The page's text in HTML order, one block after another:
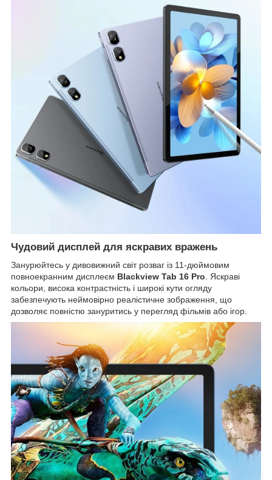
Чудовий дисплей для яскравих вражень
Занурюйтесь у дивовижний світ розваг із 11-дюймовим
повноекранним дисплеєм Blackview Tab 16 Pro. Яскраві
кольори, висока контрастність і широкі кути огляду
забезпечують неймовірно реалістичне зображення, що
дозволяє повністю зануритись у перегляд фільмів або ігор.